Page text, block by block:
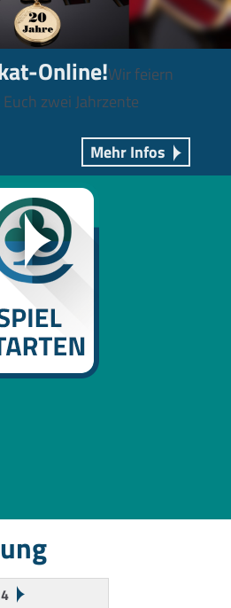
Online!Wir feiern
zwei Jahrzente
Mehr Infos